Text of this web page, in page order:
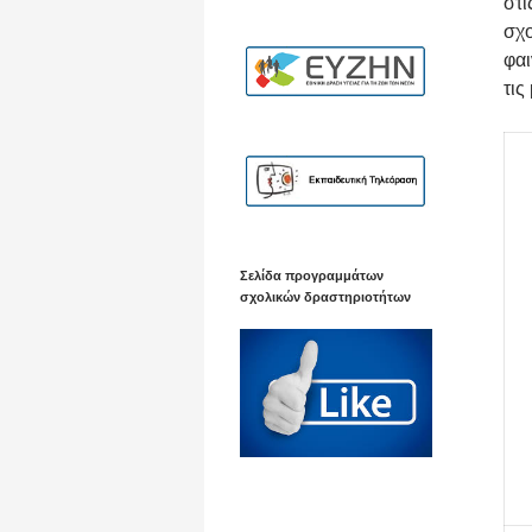
Σελίδα προγραμμάτων
σχολικών δραστηριοτήτων